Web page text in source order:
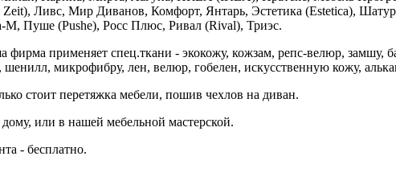
Ливс, Мир Диванов, Комфорт, Янтарь, Эстетика (Estetica),
Пуше (Pushe), Росс Плюс, Ривал (Rival), Триэс.
применяет спец.ткани - экокожу, кожзам, репс-велюр, замшу,
микрофибру, лен, велюр, гобелен, искусственную кожу,
стоит перетяжка мебели, пошив чехлов на диван.
или в нашей мебельной мастерской.
- бесплатно.